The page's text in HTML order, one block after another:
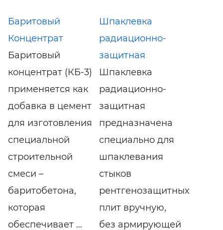
Баритовый
Концентрат
Баритовый
концентрат (КБ-3)
применяется как
добавка в цемент
для изготовления
специальной
строительной
смеси –
баритобетона,
которая
обеспечивает ...
Шпаклевка
радиационно-
защитная
Шпаклевка
радиационно-
защитная
предназначена
специально для
шпаклевания
стыков
рентгенозащитных
плит вручную,
без армирующей